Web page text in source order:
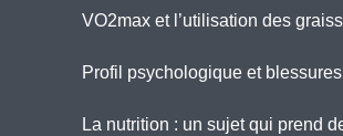
VO2max et l’utilisation des
Profil psychologique et blessures
La nutrition : un sujet qui prend